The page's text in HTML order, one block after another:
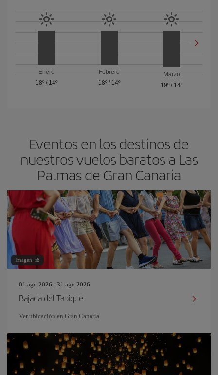
Enero
18º/ 14º
Febrero
18º/ 14º
Marzo
19º / 14º
Eventos en los destinos de
nuestros vuelos baratos a Las
Palmas de Gran Canaria
Imagen: s8
01 ago 2026 - 31 ago 2026
Bajada del Tabique
Ver ubicación en Gran Canaria